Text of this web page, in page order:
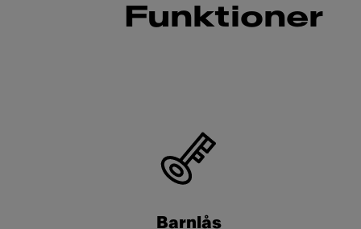
Funktioner
Barnlås